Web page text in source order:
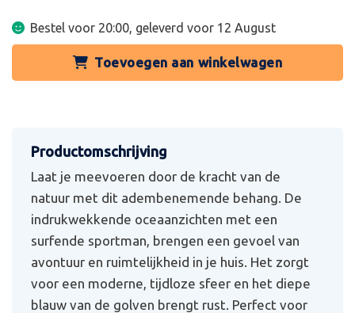
Bestel voor 20:00, geleverd voor 12 August
Toevoegen aan winkelwagen
Laat je meevoeren door de kracht van de
natuur met dit adembenemende behang. De
indrukwekkende oceaanzichten met een
surfende sportman, brengen een gevoel van
avontuur en ruimtelijkheid in je huis. Het zorgt
voor een moderne, tijdloze sfeer en het diepe
blauw van de golven brengt rust. Perfect voor